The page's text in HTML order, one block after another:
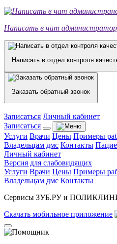
Написать в чат
Написать в отдел контроля
Заказать обратный звонок
Записаться Личный кабинет
Записаться
Услуги Врачи Цены Примеры
Владельцам дмс Контакты
Личный кабинет
Версия для слабовидящих
Услуги Врачи Цены Примеры
Владельцам дмс Контакты
Сервисы ЗУБ.РУ и
Скачать мобильное приложение